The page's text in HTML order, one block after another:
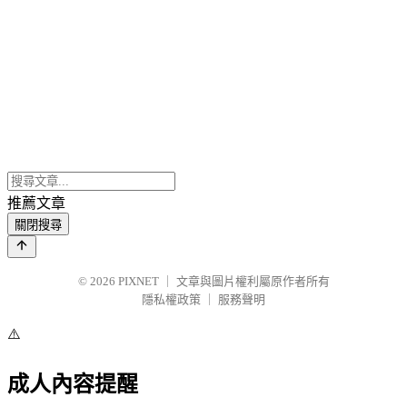
推薦文章
關閉搜尋
© 2026 PIXNET
文章與圖片權利屬原作者所有
隱私權政策
服務聲明
⚠️
成人內容提醒